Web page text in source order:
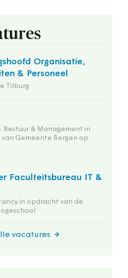
Organisatie,
& Personeel
Tilburg
Bestuur & Management in
Gemeente Bergen op
Faculteitsbureau IT &
in opdracht van de
vacatures